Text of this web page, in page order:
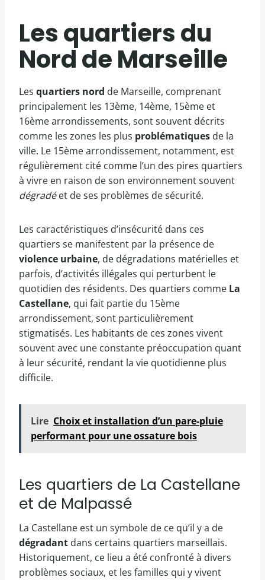
Les quartiers du
Nord de Marseille
Les quartiers nord de Marseille, comprenant
principalement les 13ème, 14ème, 15ème et
16ème arrondissements, sont souvent décrits
comme les zones les plus problématiques de la
ville. Le 15ème arrondissement, notamment, est
régulièrement cité comme l’un des pires quartiers
à vivre en raison de son environnement souvent
dégradéet de ses problèmes de sécurité.
Les caractéristiques d’insécurité dans ces
quartiers se manifestent par la présence de
violence urbaine, de dégradations matérielles et
parfois, d’activités illégales qui perturbent le
quotidien des résidents. Des quartiers comme La
Castellane, qui fait partie du 15ème
arrondissement, sont particulièrement
stigmatisés. Les habitants de ces zones vivent
souvent avec une constante préoccupation quant
à leur sécurité, rendant la vie quotidienne plus
difficile.
Lire Choix et installation d’un pare-pluie
performant pour une ossature bois
Les quartiers de La Castellane
et de Malpassé
La Castellane est un symbole de ce qu’il y a de
dégradant dans certains quartiers marseillais.
Historiquement, ce lieu a été confronté à divers
problèmes sociaux, et les familles qui y vivent